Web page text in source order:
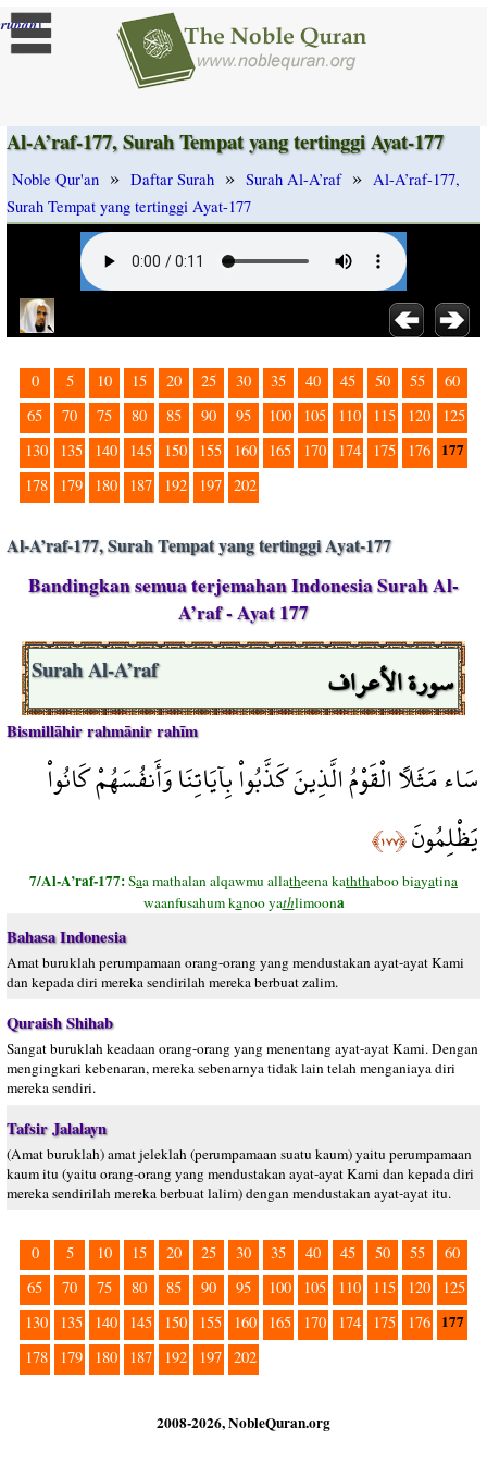
]
Al-A’raf-177, Surah Tempat yang tertinggi Ayat-177
Noble Qur'an » Daftar Surah » Surah Al-A’raf » Al-A’raf-177,
Surah Tempat yang tertinggi Ayat-177
0 5 10 15 20 25 30 35 40 45 50 55
60
65
70 75 80 85 90 95 100 105 110 115 120
125
130
135 140 145 150 155 160 165 170 174 175 176 177
178 179 180 187 192 197 202
Al-A’raf-177, Surah Tempat yang tertinggi Ayat-177
Bandingkan semua terjemahan Indonesia Surah Al-
A’raf - Ayat 177
سورة الأعراف Surah Al-A’raf
Bismillāhir rahmānir rahīm
سَاء مَثَلاً الْقَوْمُ الَّذِينَ كَذَّبُواْ بِآيَاتِنَا وَأَنفُسَهُمْ كَانُواْ
يَظْلِمُونَ﴿١٧٧﴾
7/Al-A’raf-177:Saa mathalan alqawmu allatheena kaththaboo biayatina
waanfusahum kanoo yathlimoona
Bahasa Indonesia
Amat buruklah perumpamaan orang-orang yang mendustakan ayat-ayat Kami
dan kepada diri mereka sendirilah mereka berbuat zalim.
Quraish Shihab
Sangat buruklah keadaan orang-orang yang menentang ayat-ayat Kami. Dengan
mengingkari kebenaran, mereka sebenarnya tidak lain telah menganiaya diri
mereka sendiri.
Tafsir Jalalayn
(Amat buruklah) amat jeleklah (perumpamaan suatu kaum) yaitu perumpamaan
kaum itu (yaitu orang-orang yang mendustakan ayat-ayat Kami dan kepada diri
mereka sendirilah mereka berbuat lalim) dengan mendustakan ayat-ayat itu.
0 5 10 15 20 25 30 35 40 45 50 55
60
65
70 75 80 85 90 95 100 105 110 115 120
125
130
135 140 145 150 155 160 165 170 174 175 176 177
178 179 180 187 192 197 202
2008-2026, NobleQuran.org